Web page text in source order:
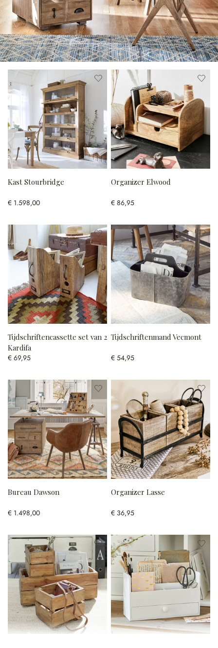
Kast Stourbridge
€ 1.598,00
Organizer Elwood
€ 86,95
Tijdschriftencassette set van 2
Kardifa
€ 69,95
Tijdschriftenmand Vecmont
€ 54,95
Bureau Dawson
€ 1.498,00
Organizer Lasse
€ 36,95